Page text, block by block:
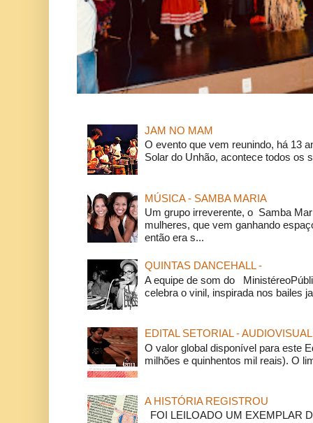
JAM NO MAM
O evento que vem reunindo, há 13
Solar do Unhão, acontece todos os
MÚSICA - SAMBA MARIA
Um grupo irreverente, o Samba
mulheres, que vem ganhando
então era s...
QUINTAS DANCEHALL -
A equipe de som do
celebra o vinil, inspirada nos bailes
EDITAL SETORIAL - AUDIOVISUAL
O valor global disponível para este
milhões e quinhentos mil reais). O
A HISTÓRIA REGISTROU
FOI LEILOADO UM EXEMPLAR